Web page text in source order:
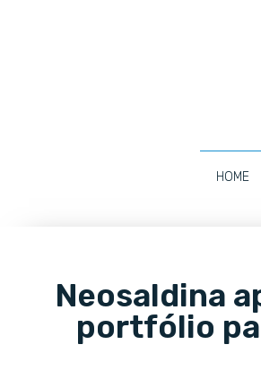
HOME
Neosaldina
portfólio